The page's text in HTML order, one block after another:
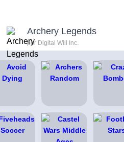
Archery Legends
por Digital Will Inc.